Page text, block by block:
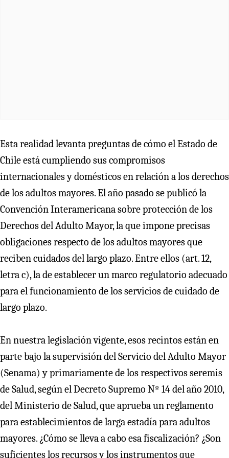
Esta realidad levanta preguntas de cómo el Estado de
Chile está cumpliendo sus compromisos
internacionales y domésticos en relación a los derechos
de los adultos mayores. El año pasado se publicó la
Convención Interamericana sobre protección de los
Derechos del Adulto Mayor, la que impone precisas
obligaciones respecto de los adultos mayores que
reciben cuidados del largo plazo. Entre ellos (art. 12,
letra c), la de establecer un marco regulatorio adecuado
para el funcionamiento de los servicios de cuidado de
largo plazo.
En nuestra legislación vigente, esos recintos están en
parte bajo la supervisión del Servicio del Adulto Mayor
(Senama) y primariamente de los respectivos seremis
de Salud, según el Decreto Supremo Nº 14 del año 2010,
del Ministerio de Salud, que aprueba un reglamento
para establecimientos de larga estadía para adultos
mayores. ¿Cómo se lleva a cabo esa fiscalización? ¿Son
suficientes los recursos y los instrumentos que